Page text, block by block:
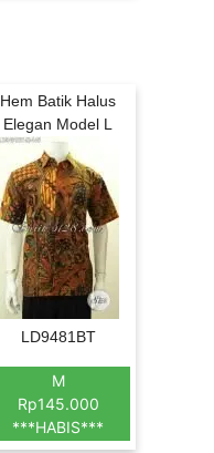
Hem Batik Halus
Elegan Model L
LD9481BT
M
Rp145.000
***HABIS***